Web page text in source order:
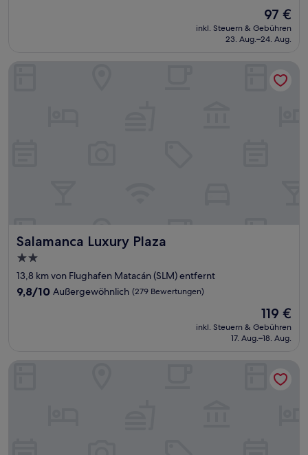
Der
Preis
beträgt
97 €
inkl. Steuern & Gebühren
23. Aug.–24. Aug.
Salamanca Luxury Plaza
Salamanca Luxury Plaza
2.0-
Sterne-
Unterkunft
13,8 km von Flughafen Matacán (SLM) entfernt
9.8
9,8/10 Außergewöhnlich (279 Bewertungen)
Der
Preis
beträgt
119 €
inkl. Steuern & Gebühren
17. Aug.–18. Aug.
Salamanca Luxury Plaza